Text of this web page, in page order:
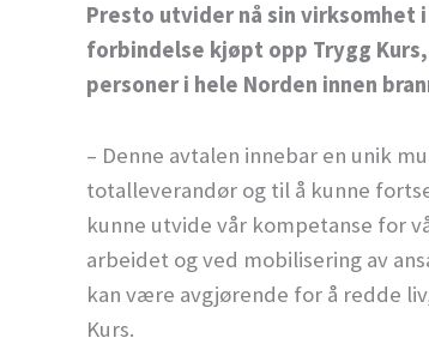
Presto utvider nå sin virksomhet
forbindelse kjøpt opp Trygg
personer i hele Norden innen
– Denne avtalen innebar en unik
totalleverandør og til å kunne
kunne utvide vår kompetanse for
arbeidet og ved mobilisering av
kan være avgjørende for å redde
Kurs.